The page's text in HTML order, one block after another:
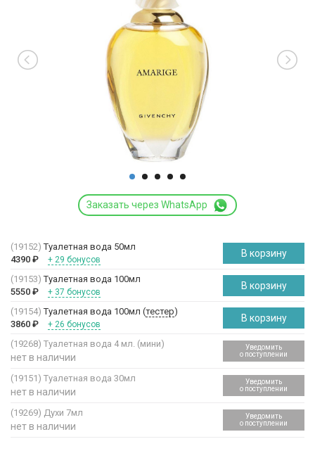
Заказать через WhatsApp
(19152) Туалетная вода 50мл
4390 ₽ + 29 бонусов
В корзину
(19153) Туалетная вода 100мл
5550 ₽ + 37 бонусов
В корзину
(19154) Туалетная вода 100мл (тестер)
3860 ₽ + 26 бонусов
В корзину
(19268) Туалетная вода 4 мл. (мини)
нет в наличии
Уведомить
о поступлении
(19151) Туалетная вода 30мл
нет в наличии
Уведомить
о поступлении
(19269) Духи 7мл
нет в наличии
Уведомить
о поступлении